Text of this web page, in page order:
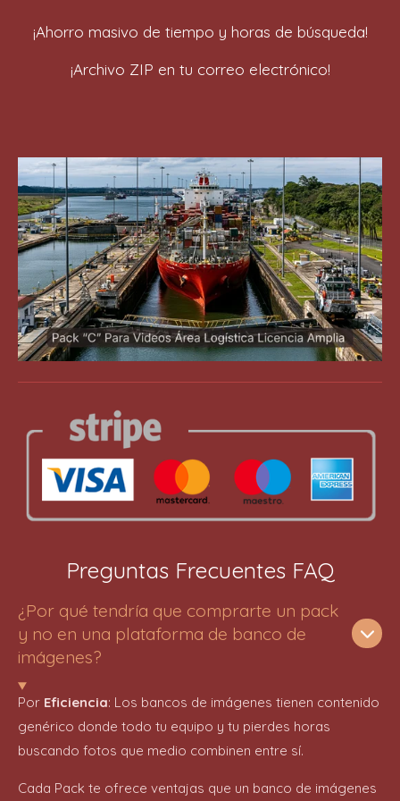
¡Ahorro masivo de tiempo y horas de búsqueda!
¡Archivo ZIP en tu correo electrónico!
Preguntas Frecuentes FAQ
¿Por qué tendría que comprarte un pack
y no en una plataforma de banco de
imágenes?
Por Eficiencia: Los bancos de imágenes tienen contenido
genérico donde todo tu equipo y tu pierdes horas
buscando fotos que medio combinen entre sí.
Cada Pack te ofrece ventajas que un banco de imágenes